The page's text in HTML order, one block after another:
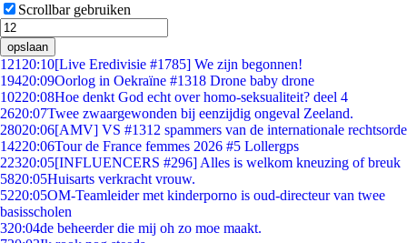
Scrollbar gebruiken
opslaan
121 20:10[Live Eredivisie #1785] We zijn begonnen!
19420:09Oorlog in Oekraïne #1318 Drone baby drone
10220:08Hoe denkt God echt over homo-seksualiteit? deel 4
2620:07Twee zwaargewonden bij eenzijdig ongeval Zeeland.
28020:06[AMV] VS #1312 spammers van de internationale rechtsorde
14220:06Tour de France femmes 2026 #5 Lollergps
22320:05[INFLUENCERS #296] Alles is welkom kneuzing of breuk
5820:05Huisarts verkracht vrouw.
5220:05OM-Teamleider met kinderporno is oud-directeur van twee
basisscholen
320:04de beheerder die mij oh zo moe maakt.